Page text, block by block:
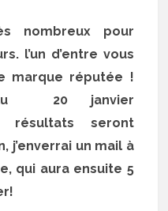
nombreux pour
l’un d’entre vous
marque réputée !
20 janvier
résultats seront
j’enverrai un mail à
qui aura ensuite 5